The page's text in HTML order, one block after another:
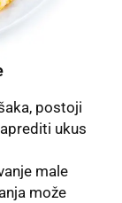
postoji
ukus
male
može